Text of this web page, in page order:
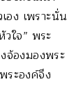
อง เพราะนั่น
ใจ” พระ
จ้องมองพระ
ะองค์จึง